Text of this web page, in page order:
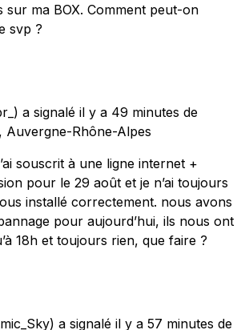
sur ma BOX. Comment peut-on
svp ?
a signalé il y a 49 minutes de
Auvergne-Rhône-Alpes
souscrit à une ligne internet +
pour le 29 août et je n’ai toujours
installé correctement. nous avons
pour aujourd’hui, ils nous ont
18h et toujours rien, que faire ?
a signalé il y a 57 minutes de